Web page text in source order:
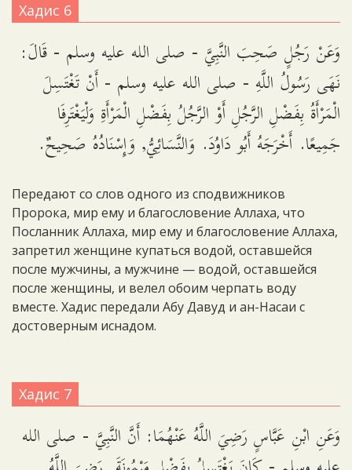
Хадис 6
وَعَنْ رَجُلٍ صَحِبَ النَّبِيَّ - صلى الله عليه وسلم - قَالَ:
نَهَى رَسُولُ اللَّهِ - صلى الله عليه وسلم - أَنْ تَغْتَسِلَ
الْمَرْأَةُ بِفَضْلِ الرَّجُلِ أَوْ الرَّجُلُ بِفَضْلِ الْمَرْأَةِ وَلْيَغْتَرِفَا
جَمِيعًا. أَخْرَجَهُ أَبُو دَاوُدَ. وَالنَّسَائِيُّ, وَإِسْنَادُهُ صَحِيحٌ.
Передают со слов одного из сподвижников
Пророка, мир ему и благословение Аллаха, что
Посланник Аллаха, мир ему и благословение Аллаха,
запретил женщине купаться водой, оставшейся
после мужчины, а мужчине — водой, оставшейся
после женщины, и велел обоим черпать воду
вместе. Хадис передали Абу Давуд и ан-Насаи с
достоверным иснадом.
Хадис 7
وَعَنِ ابْنِ عَبَّاسٍ رَضِيَ اللَّهُ عَنْهُمَا: أَنَّ النَّبِيَّ - صلى الله